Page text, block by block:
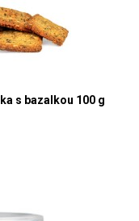
s bazalkou 100 g